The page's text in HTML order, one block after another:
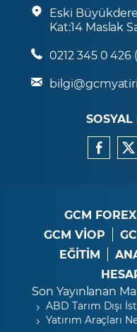
Eski
Kat:14 Maslak
0212 345 0 426
SOSYAL
GCM FOREX
GCM VİOP
EĞİTİM
Son Yayınlanan
ABD Tarım Dışı
Yatırım Araçları